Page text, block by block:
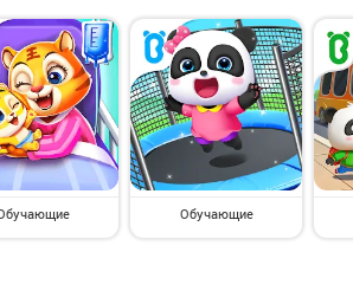
Обучающие